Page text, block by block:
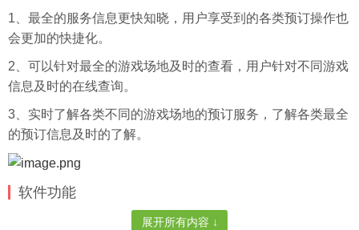
1、最全的服务信息更快知晓，用户享受到的各类预订操作也
会更加的快捷化。
2、可以针对最全的游戏场地及时的查看，用户针对不同游戏
信息及时的在线查询。
3、实时了解各类不同的游戏场地的预订服务，了解各类最全
的预订信息及时的了解。
软件功能
1、深入潮流一线，既是寻人亦是冒险，用态度点亮你的潮流
展开所有内容 ↓